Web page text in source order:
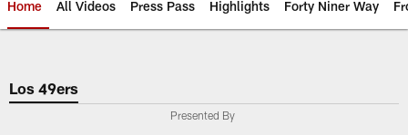
Home All Videos Press Pass Highlights Forty Niner Way
Los 49ers
Presented By